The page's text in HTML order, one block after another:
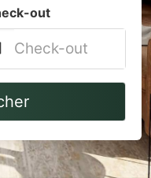
out
Navigate
backward
to
interact
with